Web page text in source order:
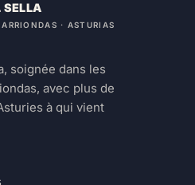
SELLA
· ASTURIAS
soignée dans les
avec plus de
à qui vient